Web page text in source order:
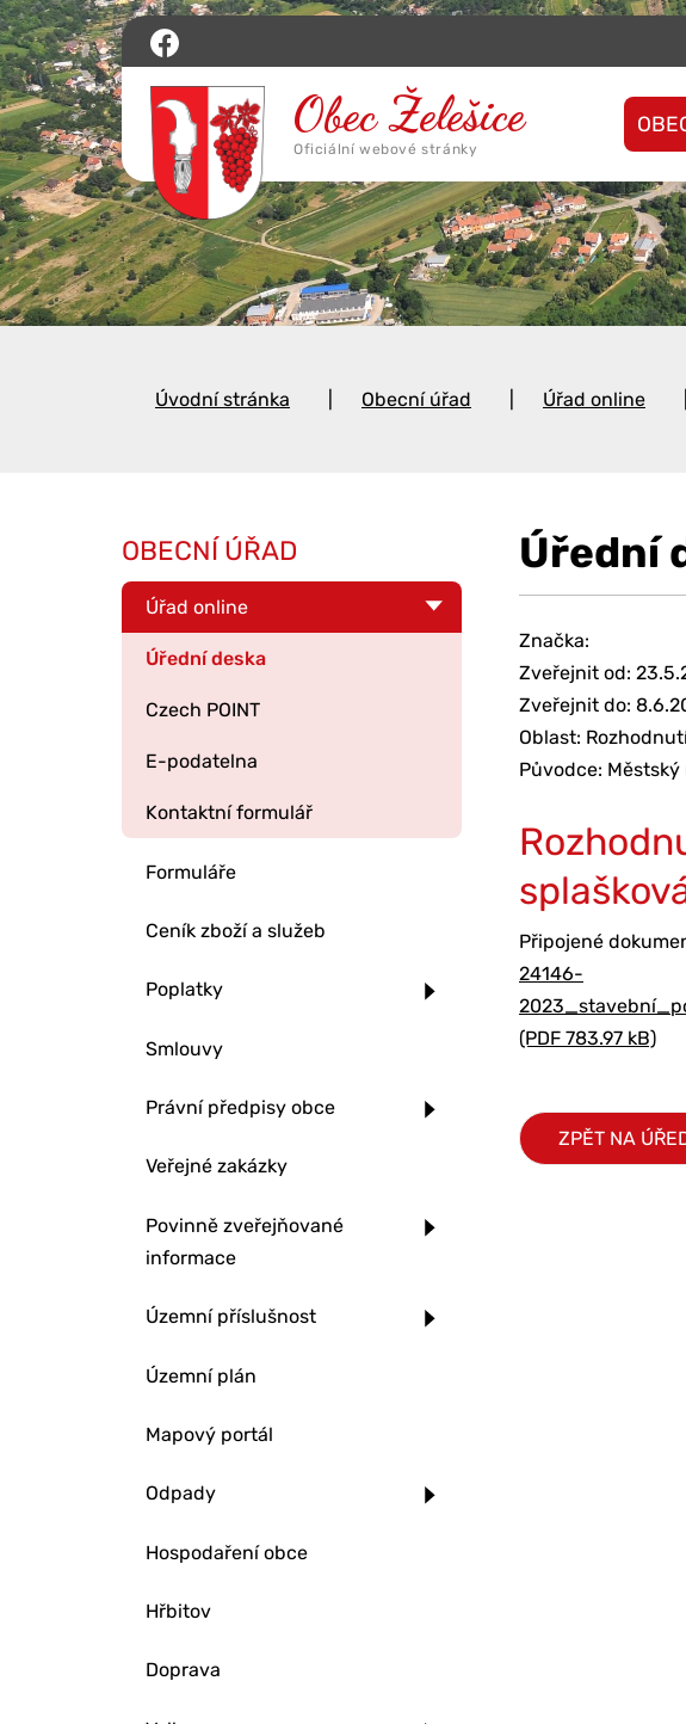
Úvodní stránka Obecní úřad Úřad online
Úřední
Značka:
Zveřejnit od:
Zveřejnit do:
Oblast:
Původce:
Připojené
24146-
(PDF 783.97 kB)
ZPĚT NA
OBECNÍ ÚŘAD
Úřad online
Úřední deska
Czech POINT
E-podatelna
Kontaktní formulář
Formuláře
Ceník zboží a služeb
Poplatky
Smlouvy
Právní předpisy obce
Veřejné zakázky
Povinně zveřejňované
informace
Územní příslušnost
Územní plán
Mapový portál
Odpady
Hospodaření obce
Hřbitov
Doprava